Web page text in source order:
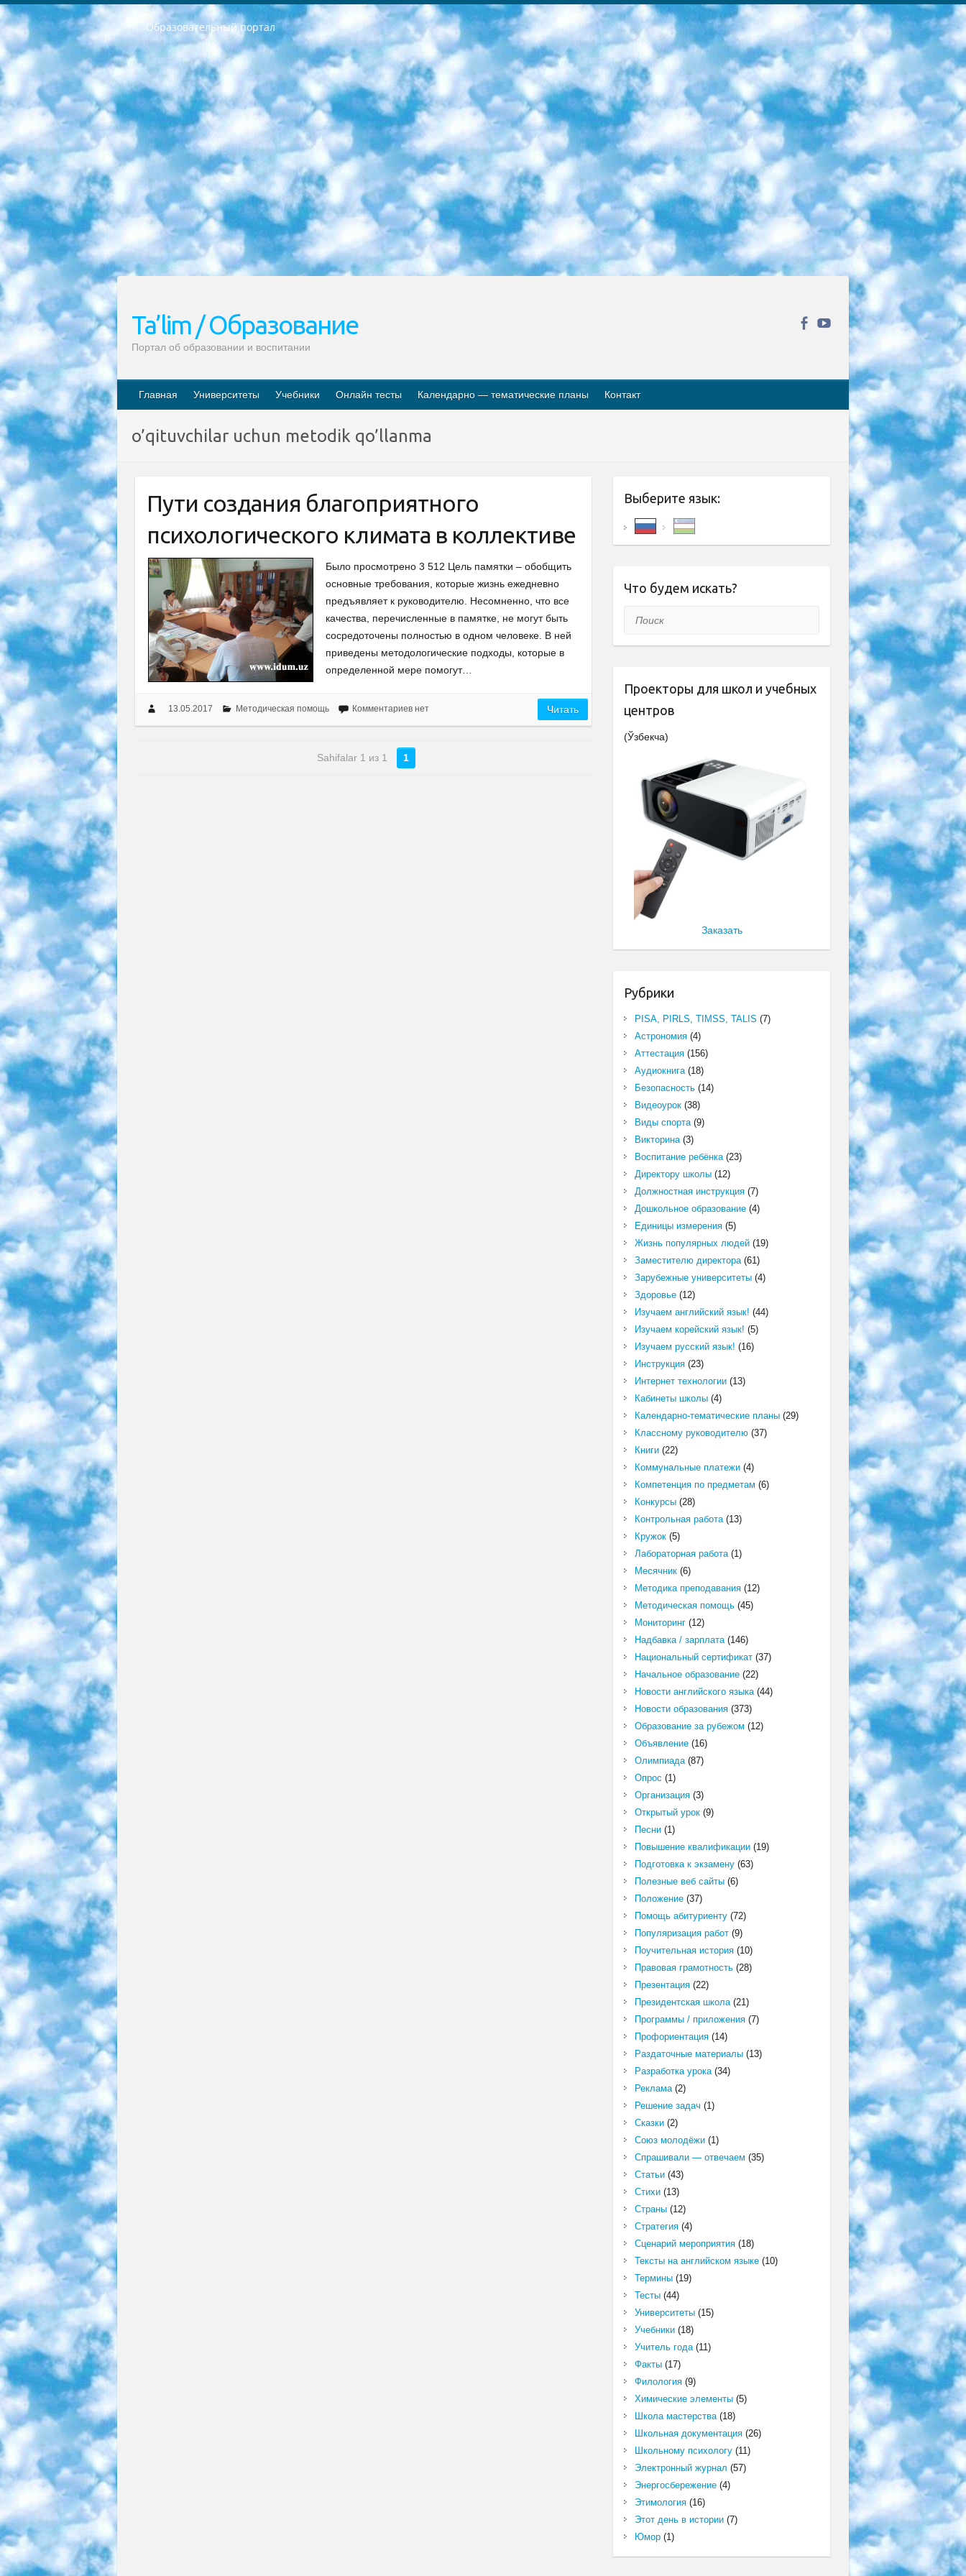
Образовательный портал
РЕСПУБЛИКА УЗБЕКИСТАН МИНИСТРЕРСТВО ДОШКОЛЬНОГО И ШКОЛЬНОГО ОБРАЗОВАНИЯ КОМАНДА в общеобразовательных учреждениях в 2023-2024 учебном году организация и проведение итоговой государственной аттестации обучающихся о Министра дошкольного и школьного образования Республики Узбекистан от 4 марта 2008 года (постановлением Минюста от 20 марта 2008 года № 1778 государственной регистрации) «Итоговое состояние учащихся общего среднего образования на основании положения об утверждении положения об аттестации общего среднего образования выпускной экзамен студентов в образовательных учреждениях в 2023-2024 учебном году В целях организации и прохождения аттестации приказываю: 1. Следующее: перечень предметов, по которым будет проводиться итоговая государственная аттестация и экзамен формы перевода согласно приложению 1; сертификаты международного образца, оценивающие уровень владения иностранными языками перечень согласно приложению 2; 2. Педагогический при специализированных образовательных учреждениях. научно-практический центр квалификации и международной оценки (Д.Давидова) 2024 г. До 25 марта: задания по предметам, по которым будет проводиться итоговая аттестация разработка и утверждение технических условий; итоговая аттестация на основании разработанного предметного задания разработка вопросов по предметам (устно и письменно), экзамен передача; общеобразовательные средние школы и специальные учебные заведения учащиеся выпускных классов школ и интернатов в агентской системе подготовка базы данных экзаменационных материалов и критериев оценки; перевод базы экзаменационных материалов на все языки обучения подать в Республиканский образовательный центр для изготовления; варианты экзаменов на основе разработанных контрольных материалов пусть будут поставлены задачи формирования. 3. Республиканский образовательный центр (Ш.Худайкулов) до 5 апреля 2024 года. до: база данных предоставленных экзаменационных материалов на все языки обучения перевод и экспертиза; для слепых, слабовидящих, глухих, слабослышащих и умственно отсталых детей учащиеся выпускных классов специализированных школ и школ-интернатов база данных экзаменационных материалов на всех преподаваемых языках подготовка критериев оценки; специализированные школы для умственно отсталых детей и технологии для учащихся выпускных классов школ-интернатов разработка соответствующих рекомендаций и критериев проведения ЕГЭ по естествознанию давать задания. 4. Педагогический при специализированных образовательных учреждениях. Научно-практический центр навыков и международной оценки (Д.Давидова), Республика образовательный центр (Худайкулов Ш.) итоговый государственный аттестационный экзамен ориентирован на творческое и логическое мышление при подготовке базы материалов учитывать введение заданий. 5. Следует отметить, что: сертификат государственного образца о знании общеобразовательного предмета и как минимум национальный уровень B1 по предметам на иностранных языках, указанным в Приложении 2. или международно признанный сертификат эквивалентного уровня студенты, изучающие определенный предмет, освобождаются от экзамена; по соответствующим предметам запланирована итоговая государственная аттестация за день до дня, путем жеребьевки Рабочей группой (в письменной форме по предметам, проводимым в форме) из числа сформированных вариантов выбрано 2 варианта; 2 выбранных варианта экзамена анонсированы на официальном сайте министерства и все выпускники по всей стране на основе этих вариантов проводит итоговую государственную аттестацию. 6. Государственное образование учащихся средних общеобразовательных учреждений. знания в соответствии с квалификационными требованиями, которые необходимо приобрести на основании стандартов итоговый (выпускной) контроль для 9 и 11 классов в целях тестирования Экзамены (далее – экзамены) состоят из предметов, перечисленных в приложении 1. будет сделано. 7. Экзамены пройдут с 26 мая по 15 июня 2024 г. (кроме науки физического воспитания). 8. Физическая для учащихся 9 классов общесредних образовательных учреждений. Экзамены по предмету «Образование, квалификация медицина» 1-6 мая 2024 года. сотрудники перевести под присмотр (с отклонениями в физическом или умственном развитии) специализированная школа для детей, школы-интернаты и со сколиозом школы-интернаты санаторного типа для больных детей исключены). 9. Он был слепым, слабовидящим и имел нарушения опорно-двигательного аппарата. экзамены в специализированных школах и интернатах для детей должны проводиться исходя из требований, предъявляемых к общеобразовательным учреждениям (физкультура кроме науки). 10. Специализированная школа для глухих и слабослышащих детей. и экзамены в интернатах и быть реализован в виде письменного теста по математике. 11. Специальность для умственно отсталых детей. Для 9 класса Родной язык и литературное письмо Государственный язык (язык обучения – узбекский). для неклассов) написано Математическое письмо Письменная/устная история Узбекистана Физическое воспитание практично Итоговый контроль Для 11 класса Написание родного языка и литературы (эссе) Математическое письмо Узбекский язык (обучение на узбекском языке) не посещающее общее среднее образование для учреждений)/Образовательное учреждение выбор письменный и устный Иностранный язык письменный/устный Письменная/устная история Узбекистана *По выбору студента:  Химия  Физика  Основы государственного права  География 10 бесплатных образовательных ресурсов - Мы составили подборку онлайн-проектов с интерактивными упражнениями, видеолекциями и статьями. Они помогут вам обрести новые и освежить старые знания бесплатно. 1. «ИНТУИТ» Старейшая образовательная площадка Рунета. Здесь вы найдёте сотни текстовых и видеокурсов на десятки различных тем — от программирования до психологии. Многие курсы подготовлены российскими университетами и крупными международными компаниями вроде Intel и Microsoft. Самостоятельное обучение бесплатное, но желающие могут оплатить услуги персональных наставников. 2. «Смартия» знакомит с актуальными профессиями и подсказывает, как им обучаться. Выбрав заинтересовавшую вас специальность — SMM-специалист, фотограф, веб-дизайнер или другую, — увидите список необходимых для неё умений. Чтобы вы могли освоить их самостоятельно, для каждого умения площадка отображает подборку ссылок на учебные материалы. Хотя «Смартия» ориентируется на русскоязычную аудиторию, часть контента всё же доступна только на английском. 3. «Лекторий Физтеха» Проект Московского физико-технического института (Физтеха). С его помощью вы можете смотреть онлайн серии лекций, записанные на видео в этом вузе. В числе доступных предметов — физика, биология, химия, информационные технологии и другие. К некоторым лекциям администрация ресурса прилагает готовые конспекты, которые можно скачивать в PDF-формате. 4. ITMOcourses Онлайн-площадка Санкт-Петербургского национального исследовательского университета информационных технологий, механики и оптики (ИТМО). Ресурс предоставляет свободный доступ к курсам, разработанным в этом вузе. Каталог материалов разбит на четыре категории: «Оптические системы и технологии», «Приборостроение и робототехника», «Информационные технологии» и «Биотехнологии». Курсы состоят из видеолекций, интерактивных демонстраций и заданий. 5. «КиберЛенинка» Электронная научная библиотека открытого доступа. Каталог площадки регулярно обрастает текстами статей из различных научных изданий. Сгруппированные по журналам и рубрикам публикации можно читать онлайн или скачивать целиком в PDF-формате. Проект нацелен на популяризацию науки за счёт открытого доступа к качественной информации. 6. «ПостНаука» На этом ресурсе публикуют подборки видеолекций, составленные экспертами из разных отраслей и объединённые общими темами. Среди них, к примеру, есть серии «Биоинформатика и геномика», «Культура средневековой Скандинавии» и Cinema Studies о теории кино. Каждая подборка лекций — логически связанная история, рассказанная экспертом от первого лица. Кроме того, на сайте появляются научно-образовательные статьи и тесты на разные темы. 7. «Newочём» Команда проекта «Newочём» отбирает самые интересные тексты из англоязычных СМИ и переводит те из них, за которые голосуют участники сообщества «ВКонтакте». По большей части это научно-популярные статьи. Редакторы придумывают лишь заголовки, в остальном содержание переводов соответствует оригиналам. Полные тексты можно читать прямо в социальной сети. 8. InternetUrok Онлайн-база материалов по основным дисциплинам школьной программы. Информация на сайте структурирована по классам, предметам и темам (урокам). Каждый урок состоит из видеолекций и конспектов. Есть также интерактивные тренажёры и тесты для закрепления пройденного материала. Даже если вы давно окончили школу, возможность повторить программу старших классов всегда может пригодиться. 9. Edutainme Ещё один ресурс об образовании. В отличие от Newtonew, как мне кажется, Edutainme больше ориентируется на представителей индустрии: педагогов, предпринимателей, разработчиков образовательных проектов. Но и любой, кто просто стремится к саморазвитию, найдёт на сайте много полезного и интересного для себя. Например, информацию о новых курсах и образовательных сервисах. 10. Newtonew Онлайн-медиа об образовании и обучении в широком смысле. Авторы Newtonew пишут об инструментах, заведениях, тактиках и стратегиях, которые помогают учить других и получать новые знания самостоятельно. На этой площадке вы найдёте новости, обзоры, аналитические мат
Ta’lim / Образование
Портал об образовании и воспитании
Главная Университеты Учебники Онлайн тесты Календарно — тематические планы Контакт
o’qituvchilar uchun metodik qo’llanma
Пути создания благоприятного
психологического климата в коллективе
Было просмотрено 3 512 Цель памятки – обобщить
основные требования, которые жизнь ежедневно
предъявляет к руководителю. Несомненно, что все
качества, перечисленные в памятке, не могут быть
сосредоточены полностью в одном человеке. В ней
приведены методологические подходы, которые в
определенной мере помогут…
13.05.2017 Методическая помощь Комментариев нет Читать
Sahifalar 1 из 1 1
Выберите язык:
Что будем искать?
Поиск
Проекторы для школ и учебных
центров
(Ўзбекча)
Заказать
Рубрики
PISA, PIRLS, TIMSS, TALIS (7)
Астрономия(4)
Аттестация(156)
Аудиокнига(18)
Безопасность(14)
Видеоурок(38)
Виды спорта(9)
Викторина(3)
Воспитание ребёнка(23)
Директору школы(12)
Должностная инструкция(7)
Дошкольное образование(4)
Единицы измерения(5)
Жизнь популярных людей(19)
Заместителю директора(61)
Зарубежные университеты(4)
Здоровье(12)
Изучаем английский язык! (44)
Изучаем корейский язык! (5)
Изучаем русский язык! (16)
Инструкция(23)
Интернет технологии(13)
Кабинеты школы(4)
Календарно-тематические планы(29)
Классному руководителю(37)
Книги(22)
Коммунальные платежи(4)
Компетенция по предметам (6)
Конкурсы(28)
Контрольная работа(13)
Кружок(5)
Лабораторная работа(1)
Месячник(6)
Методика преподавания(12)
Методическая помощь(45)
Мониторинг(12)
Надбавка / зарплата(146)
Национальный сертификат(37)
Начальное образование(22)
Новости английского языка(44)
Новости образования(373)
Образование за рубежом (12)
Объявление(16)
Олимпиада(87)
Опрос (1)
Организация(3)
Открытый урок(9)
Песни(1)
Повышение квалификации(19)
Подготовка к экзамену(63)
Полезные веб сайты(6)
Положение(37)
Помощь абитуриенту(72)
Популяризация работ(9)
Поучительная история(10)
Правовая грамотность(28)
Презентация(22)
Президентская школа(21)
Программы / приложения(7)
Профориентация(14)
Раздаточные материалы(13)
Разработка урока(34)
Реклама(2)
Решение задач (1)
Сказки(2)
Союз молодёжи(1)
Спрашивали — отвечаем (35)
Статьи(43)
Стихи(13)
Страны(12)
Стратегия(4)
Сценарий мероприятия(18)
Тексты на английском языке(10)
Термины(19)
Тесты(44)
Университеты(15)
Учебники(18)
Учитель года(11)
Факты(17)
Филология(9)
Химические элементы(5)
Школа мастерства(18)
Школьная документация(26)
Школьному психологу(11)
Электронный журнал (57)
Энергосбережение(4)
Этимология(16)
Этот день в истории(7)
Юмор(1)